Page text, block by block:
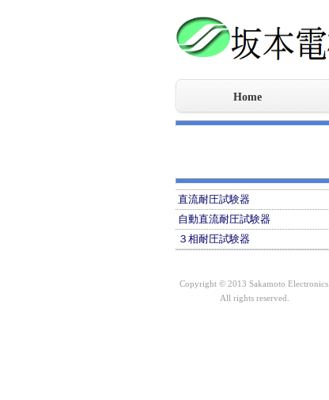
Home
直流耐圧試験器
自動直流耐圧試験器
３相耐圧試験器
Copyright © 2013 Sakamoto Electronics.
All rights reserved.